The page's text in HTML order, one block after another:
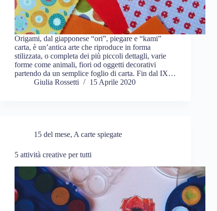
Origami, dal giapponese “ori”, piegare e “kami”
carta, è un’antica arte che riproduce in forma
stilizzata, o completa dei più piccoli dettagli, varie
forme come animali, fiori od oggetti decorativi
partendo da un semplice foglio di carta. Fin dal IX…
Giulia Rossetti
15 Aprile 2020
15 del mese, A carte spiegate
5 attività creative per tutti